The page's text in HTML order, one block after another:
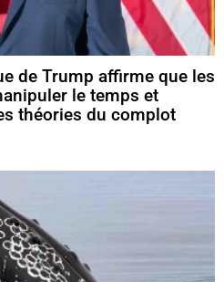
de Trump affirme que les
le temps et
théories du complot